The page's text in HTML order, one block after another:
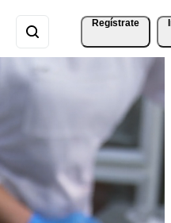
Regístrate